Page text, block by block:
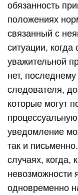
обязанность
положениях
связанный с
ситуации,
уважительной
нет,
следователя,
которые могут
уведомление
так и
случаях, когда,
невозможности
одновременно